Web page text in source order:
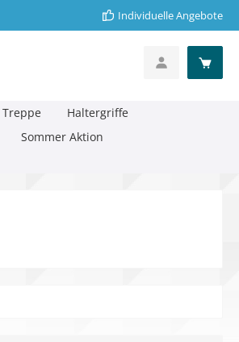
Individuelle Angebote
Haltergriffe
Sommer Aktion